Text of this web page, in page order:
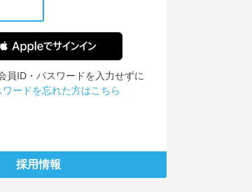
ID・パスワードを入力せずに
ワードを忘れた方はこちら
採用情報